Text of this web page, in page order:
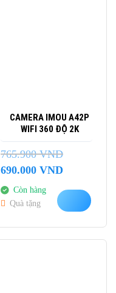
CAMERA IMOU A42P
WIFI 360 ĐỘ 2K
765.900VND
Giá
là:
765.900 VND.
690.000 VNDGiá
tại
Còn hàng
Quà tặng